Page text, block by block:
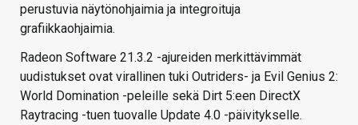
perustuvia näytönohjaimia ja integroituja
grafiikkaohjaimia.
Radeon Software 21.3.2 -ajureiden merkittävimmät
uudistukset ovat virallinen tuki Outriders- ja Evil Genius 2:
World Domination -peleille sekä Dirt 5:een DirectX
Raytracing -tuen tuovalle Update 4.0 -päivitykselle.